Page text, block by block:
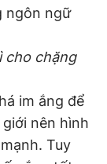
ngôn ngữ
cho chặng
im ắng để
nên hình
Tuy